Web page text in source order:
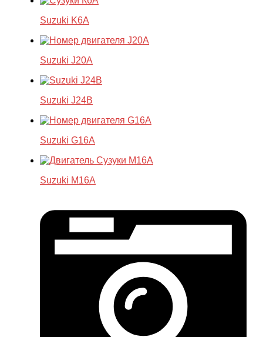
Suzuki K6A
Suzuki J20A
Suzuki J24B
Suzuki G16A
Suzuki M16A